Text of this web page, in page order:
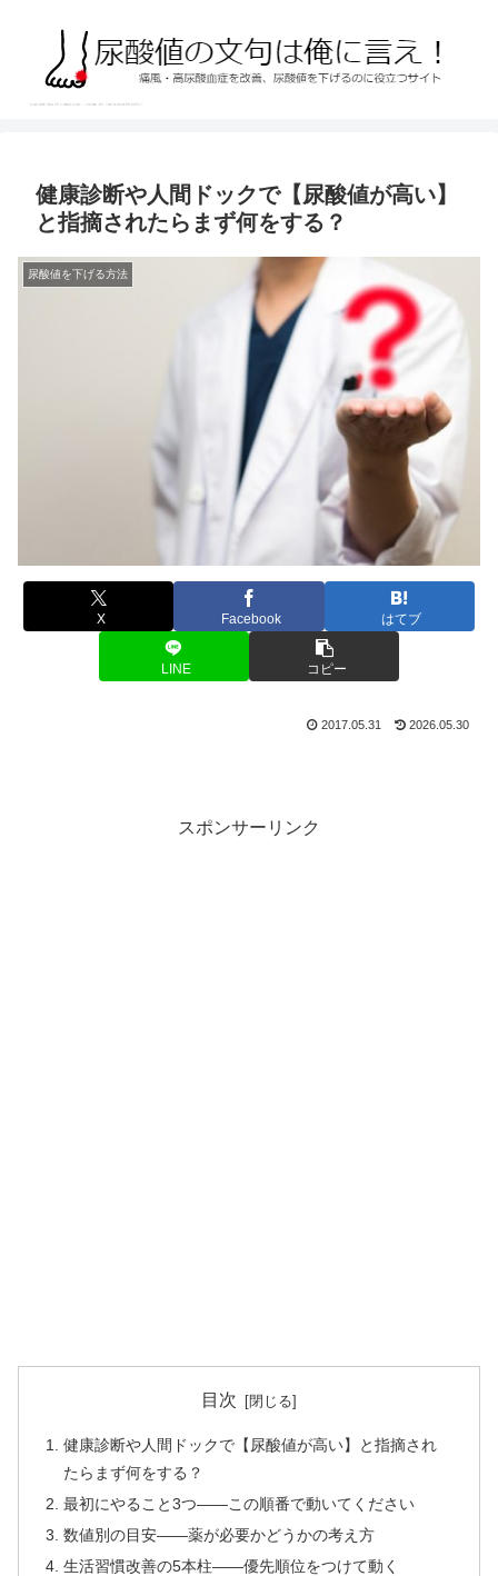
健康診断や人間ドックで【尿酸値が高い】
と指摘されたらまず何をする？
尿酸値を下げる方法
X Facebook はてブ
LINE コピー
2017.05.31 2026.05.30
スポンサーリンク
目次
健康診断や人間ドックで【尿酸値が高い】と指摘され
たらまず何をする？
最初にやること3つ——この順番で動いてください
数値別の目安——薬が必要かどうかの考え方
生活習慣改善の5本柱——優先順位をつけて動く